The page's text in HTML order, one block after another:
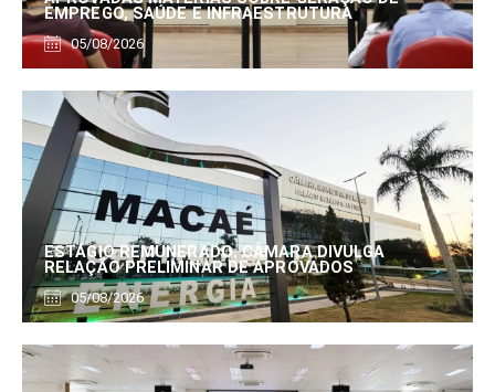
EMPREGO, SAÚDE E INFRAESTRUTURA
05/08/2026
ESTÁGIO REMUNERADO: CÂMARA DIVULGA
RELAÇÃO PRELIMINAR DE APROVADOS
05/08/2026